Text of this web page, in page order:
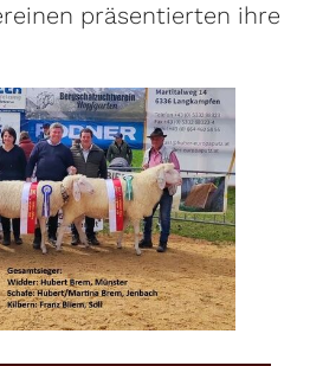
präsentierten ihre